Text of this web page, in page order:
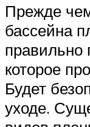
Прежде
бассейна
правильно
которое
Будет
уходе.